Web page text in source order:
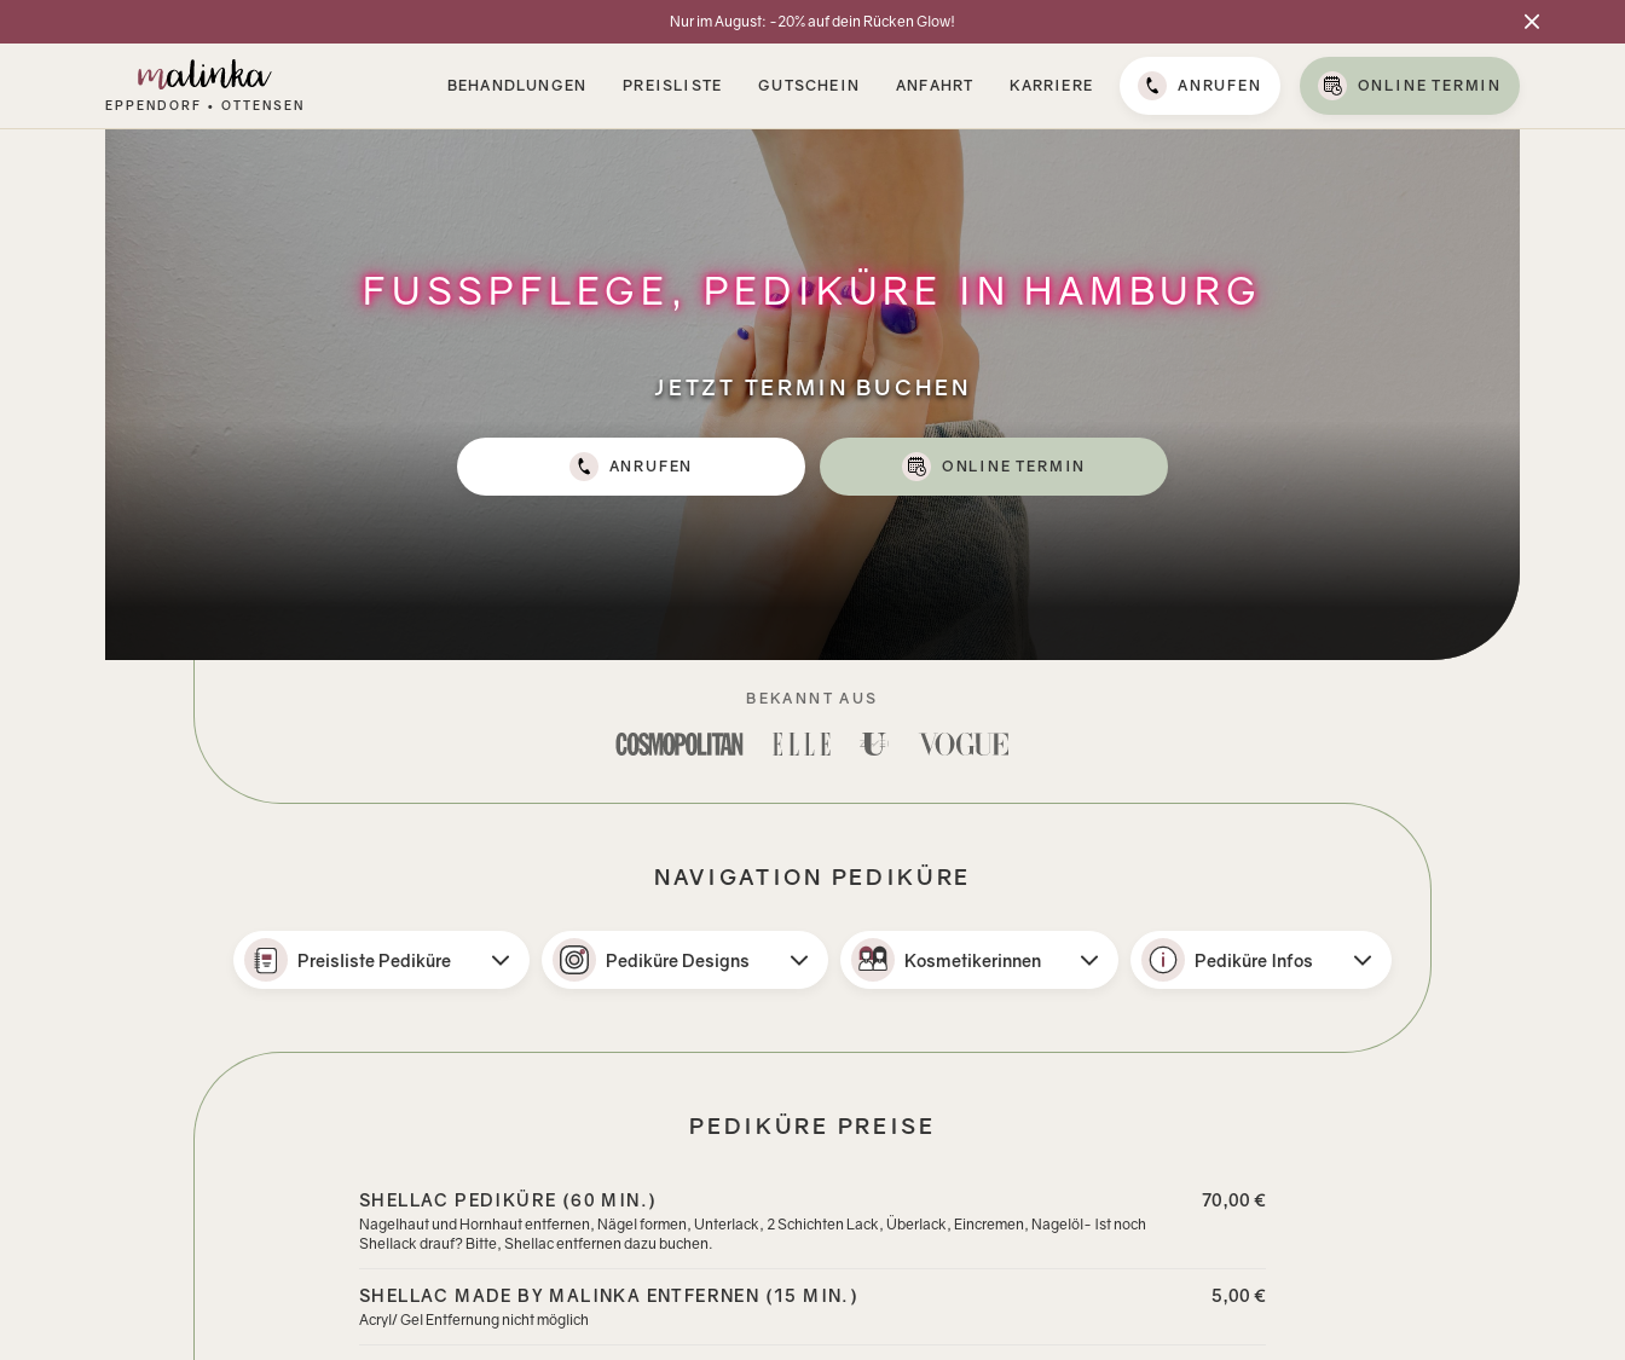
Nur im August: -20% auf dein Rücken Glow!
EPPENDORF • OTTENSEN
BEHANDLUNGEN PREISLISTE GUTSCHEIN ANFAHRT KARRIERE ANRUFEN ONLINE TERMIN
FUSSPFLEGE, PEDIKÜRE IN HAMBURG
JETZT TERMIN BUCHEN
ANRUFEN ONLINE TERMIN
BEKANNT AUS
NAVIGATION PEDIKÜRE
Preisliste Pediküre Pediküre Designs Kosmetikerinnen Pediküre Infos
PEDIKÜRE PREISE
SHELLAC PEDIKÜRE (60 MIN.)
Nagelhaut und Hornhaut entfernen, Nägel formen, Unterlack, 2 Schichten Lack, Überlack, Eincremen, Nagelöl- Ist noch
Shellack drauf? Bitte, Shellac entfernen dazu buchen.
70,00 €
SHELLAC MADE BY MALINKA ENTFERNEN (15 MIN.)
Acryl/ Gel Entfernung nicht möglich
5,00 €